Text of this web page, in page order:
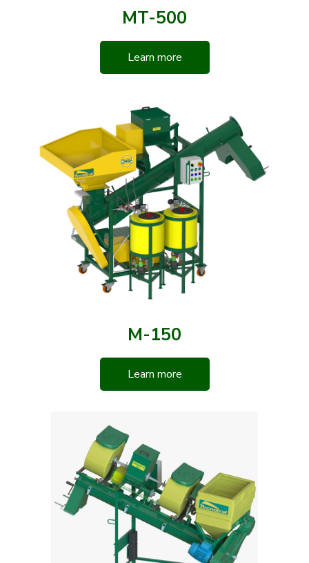
MT-500
Learn more
M-150
Learn more